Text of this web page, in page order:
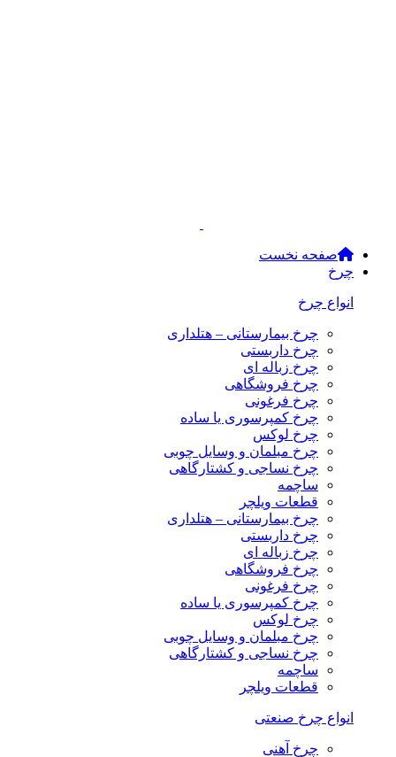
صفحه نخست
چرخ
انواع چرخ
چرخ بیمارستانی – هتلداری
چرخ داربستی
چرخ زباله ای
چرخ فروشگاهی
چرخ فرغونی
چرخ کمپرسوری یا ساده
چرخ لوکس
چرخ مبلمان و وسایل چوبی
چرخ نساجی و کشتارگاهی
ساچمه
قطعات ویلچر
چرخ بیمارستانی – هتلداری
چرخ داربستی
چرخ زباله ای
چرخ فروشگاهی
چرخ فرغونی
چرخ کمپرسوری یا ساده
چرخ لوکس
چرخ مبلمان و وسایل چوبی
چرخ نساجی و کشتارگاهی
ساچمه
قطعات ویلچر
انواع چرخ صنعتی
چرخ آهنی